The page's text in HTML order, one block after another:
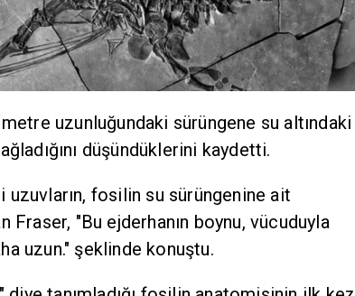
uzunluğundaki sürüngene su altındaki
düşündüklerini kaydetti.
fosilin su sürüngenine ait
"Bu ejderhanın boynu, vücuduyla
uzun." şeklinde konuştu.